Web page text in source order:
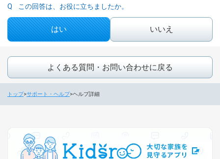
この回答は、お役に立ちましたか。
はい いいえ
よくある質問・お問い合わせに戻る
トップ サポート・ヘルプ ヘルプ詳細